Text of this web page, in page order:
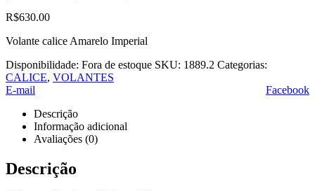
R$630.00
Volante calice Amarelo Imperial
Disponibilidade: Fora de estoque SKU: 1889.2 Categorias:
CALICE, VOLANTES
Facebook
E-mail
Descrição
Informação adicional
Avaliações (0)
Descrição